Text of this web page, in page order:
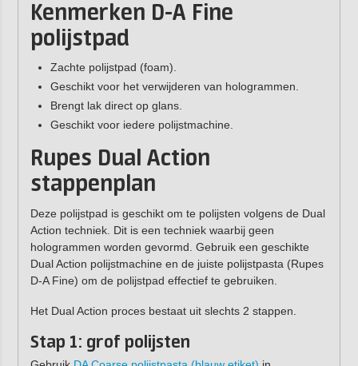
Kenmerken D-A Fine
polijstpad
Zachte polijstpad (foam).
Geschikt voor het verwijderen van hologrammen.
Brengt lak direct op glans.
Geschikt voor iedere polijstmachine.
Rupes Dual Action
stappenplan
Deze polijstpad is geschikt om te polijsten volgens de Dual
Action techniek. Dit is een techniek waarbij geen
hologrammen worden gevormd. Gebruik een geschikte
Dual Action polijstmachine en de juiste polijstpasta (Rupes
D-A Fine) om de polijstpad effectief te gebruiken.
Het Dual Action proces bestaat uit slechts 2 stappen.
Stap 1: grof polijsten